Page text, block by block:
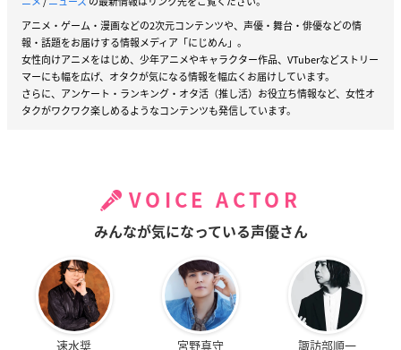
アニメ・ゲーム・漫画などの2次元コンテンツや、声優・舞台・俳優などの情
報・話題をお届けする情報メディア「にじめん」。
女性向けアニメをはじめ、少年アニメやキャラクター作品、VTuberなどストリー
マーにも幅を広げ、オタクが気になる情報を幅広くお届けしています。
さらに、アンケート・ランキング・オタ活（推し活）お役立ち情報など、女性オ
タクがワクワク楽しめるようなコンテンツも発信しています。
VOICE ACTOR
みんなが気になっている声優さん
速水奨 宮野真守 諏訪部順一